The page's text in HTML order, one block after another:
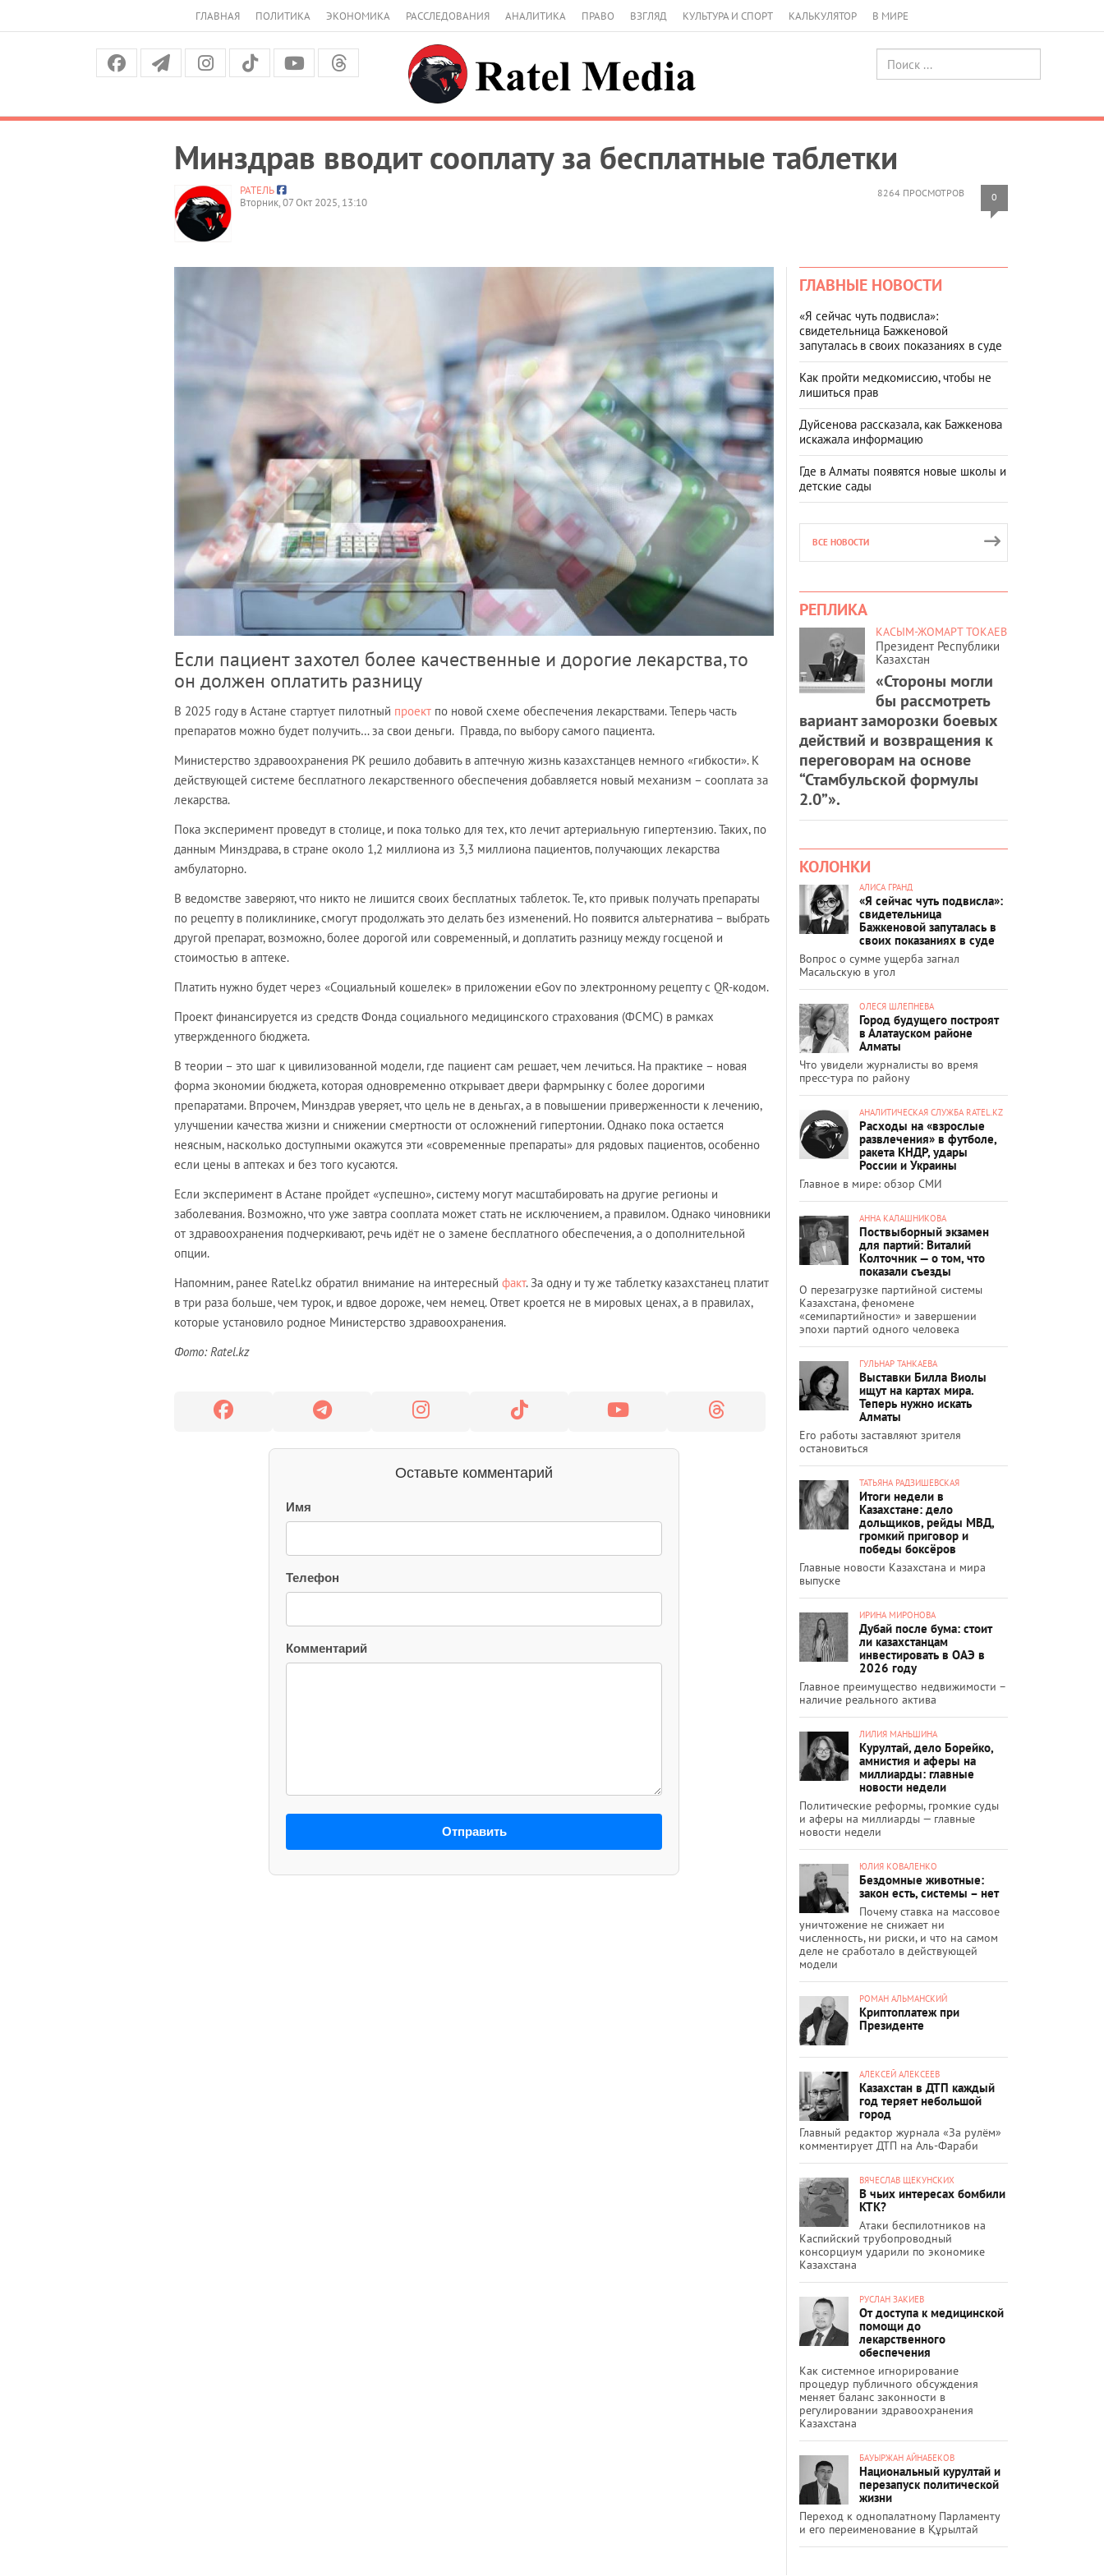
ГЛАВНАЯ ПОЛИТИКА ЭКОНОМИКА РАССЛЕДОВАНИЯ АНАЛИТИКА ПРАВО ВЗГЛЯД КУЛЬТУРА И СПОРТ КАЛЬКУЛЯТОР В МИРЕ
Минздрав вводит сооплату за бесплатные таблетки
8264 ПРОСМОТРОВ 0
РАТЕЛЬ
Вторник, 07 Окт 2025, 13:10
Если пациент захотел более качественные и дорогие лекарства, то
он должен оплатить разницу
В 2025 году в Астане стартует пилотный проект по новой схеме обеспечения лекарствами. Теперь часть
препаратов можно будет получить… за свои деньги. Правда, по выбору самого пациента.
Министерство здравоохранения РК решило добавить в аптечную жизнь казахстанцев немного «гибкости». К
действующей системе бесплатного лекарственного обеспечения добавляется новый механизм – сооплата за
лекарства.
Пока эксперимент проведут в столице, и пока только для тех, кто лечит артериальную гипертензию. Таких, по
данным Минздрава, в стране около 1,2 миллиона из 3,3 миллиона пациентов, получающих лекарства
амбулаторно.
В ведомстве заверяют, что никто не лишится своих бесплатных таблеток. Те, кто привык получать препараты
по рецепту в поликлинике, смогут продолжать это делать без изменений. Но появится альтернатива – выбрать
другой препарат, возможно, более дорогой или современный, и доплатить разницу между госценой и
стоимостью в аптеке.
Платить нужно будет через «Социальный кошелек» в приложении eGov по электронному рецепту с QR-кодом.
Проект финансируется из средств Фонда социального медицинского страхования (ФСМС) в рамках
утвержденного бюджета.
В теории – это шаг к цивилизованной модели, где пациент сам решает, чем лечиться. На практике – новая
форма экономии бюджета, которая одновременно открывает двери фармрынку с более дорогими
препаратами. Впрочем, Минздрав уверяет, что цель не в деньгах, а в повышении приверженности к лечению,
улучшении качества жизни и снижении смертности от осложнений гипертонии. Однако пока остается
неясным, насколько доступными окажутся эти «современные препараты» для рядовых пациентов, особенно
если цены в аптеках и без того кусаются.
Если эксперимент в Астане пройдет «успешно», систему могут масштабировать на другие регионы и
заболевания. Возможно, что уже завтра сооплата может стать не исключением, а правилом. Однако чиновники
от здравоохранения подчеркивают, речь идёт не о замене бесплатного обеспечения, а о дополнительной
опции.
Напомним, ранее Ratel.kz обратил внимание на интересный факт. За одну и ту же таблетку казахстанец платит
в три раза больше, чем турок, и вдвое дороже, чем немец. Ответ кроется не в мировых ценах, а в правилах,
которые установило родное Министерство здравоохранения.
Фото: Ratel.kz
Оставьте комментарий
Имя
Телефон
Комментарий
Отправить
ГЛАВНЫЕ НОВОСТИ
«Я сейчас чуть подвисла»:
свидетельница Бажкеновой
запуталась в своих показаниях в суде
Как пройти медкомиссию, чтобы не
лишиться прав
Дуйсенова рассказала, как Бажкенова
искажала информацию
Где в Алматы появятся новые школы и
детские сады
ВСЕ НОВОСТИ
РЕПЛИКА
КАСЫМ-ЖОМАРТ ТОКАЕВ
Президент Республики
Казахстан
«Стороны могли
бы рассмотреть
вариант заморозки боевых
действий и возвращения к
переговорам на основе
“Стамбульской формулы
2.0”».
КОЛОНКИ
АЛИСА ГРАНД
«Я сейчас чуть подвисла»:
свидетельница
Бажкеновой запуталась в
своих показаниях в суде
Вопрос о сумме ущерба загнал
Масальскую в угол
ОЛЕСЯ ШЛЕПНЕВА
Город будущего построят
в Алатауском районе
Алматы
Что увидели журналисты во время
пресс-тура по району
АНАЛИТИЧЕСКАЯ СЛУЖБА RATEL.KZ
Расходы на «взрослые
развлечения» в футболе,
ракета КНДР, удары
России и Украины
Главное в мире: обзор СМИ
АННА КАЛАШНИКОВА
Поствыборный экзамен
для партий: Виталий
Колточник — о том, что
показали съезды
О перезагрузке партийной системы
Казахстана, феномене
«семипартийности» и завершении
эпохи партий одного человека
ГУЛЬНАР ТАНКАЕВА
Выставки Билла Виолы
ищут на картах мира.
Теперь нужно искать
Алматы
Его работы заставляют зрителя
остановиться
ТАТЬЯНА РАДЗИШЕВСКАЯ
Итоги недели в
Казахстане: дело
дольщиков, рейды МВД,
громкий приговор и
победы боксёров
Главные новости Казахстана и мира
выпуске
ИРИНА МИРОНОВА
Дубай после бума: стоит
ли казахстанцам
инвестировать в ОАЭ в
2026 году
Главное преимущество недвижимости –
наличие реального актива
ЛИЛИЯ МАНЬШИНА
Курултай, дело Борейко,
амнистия и аферы на
миллиарды: главные
новости недели
Политические реформы, громкие суды
и аферы на миллиарды — главные
новости недели
ЮЛИЯ КОВАЛЕНКО
Бездомные животные:
закон есть, системы – нет
Почему ставка на массовое
уничтожение не снижает ни
численность, ни риски, и что на самом
деле не сработало в действующей
модели
РОМАН АЛЬМАНСКИЙ
Криптоплатеж при
Президенте
АЛЕКСЕЙ АЛЕКСЕЕВ
Казахстан в ДТП каждый
год теряет небольшой
город
Главный редактор журнала «За рулём»
комментирует ДТП на Аль-Фараби
ВЯЧЕСЛАВ ЩЕКУНСКИХ
В чьих интересах бомбили
КТК?
Атаки беспилотников на
Каспийский трубопроводный
консорциум ударили по экономике
Казахстана
РУСЛАН ЗАКИЕВ
От доступа к медицинской
помощи до
лекарственного
обеспечения
Как системное игнорирование
процедур публичного обсуждения
меняет баланс законности в
регулировании здравоохранения
Казахстана
БАУЫРЖАН АЙНАБЕКОВ
Национальный курултай и
перезапуск политической
жизни
Переход к однопалатному Парламенту
и его переименование в Құрылтай